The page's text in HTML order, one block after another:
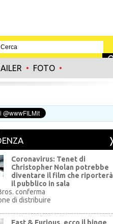
• FOTO •
Coronavirus: Tenet di
Christopher Nolan potrebbe
diventare il film che riporterà
il pubblico in sala
conferma
di distribuire